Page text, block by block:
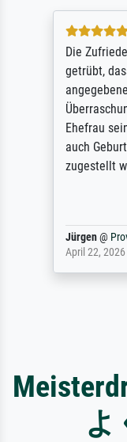
Die
getrübt,
Ehefrau
auch
zugestellt
Jürgen@
April 22, 2026
よ